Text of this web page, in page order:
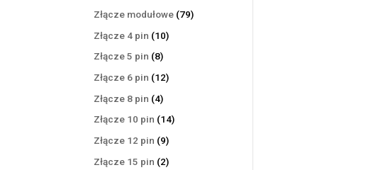
produkty
Złącze modułowe 7979
Złącze 4 pin 1010
Złącze 5 pin 88
produktów
Złącze 6 pin 1212
Złącze 8 pin 44
produkty
Złącze 10 pin 1414
Złącze 12 pin 99
produktów
Złącze 15 pin 22